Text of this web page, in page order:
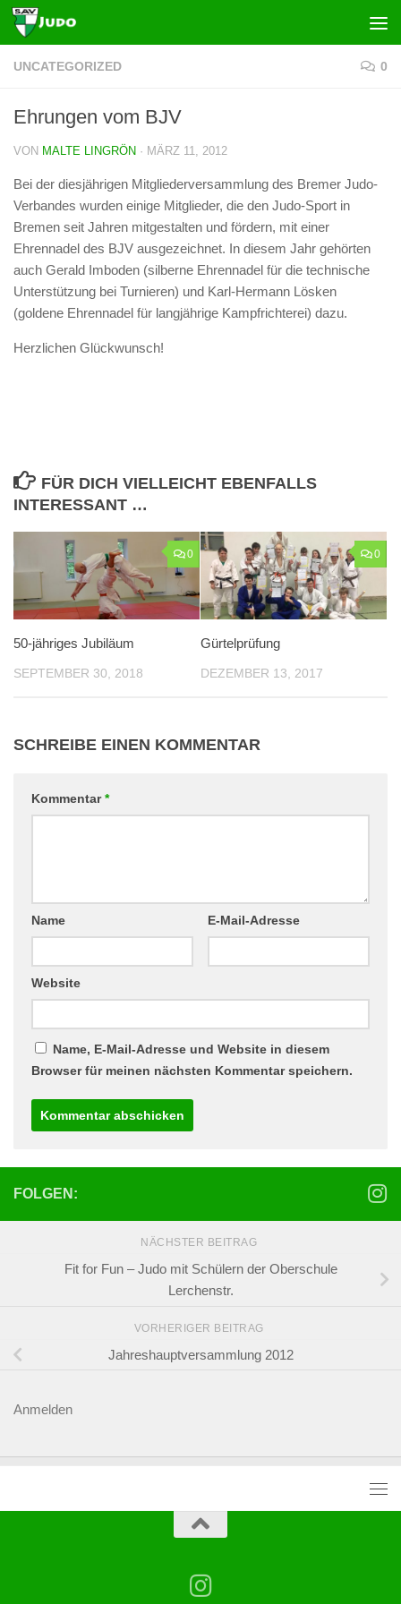
Zum Inhalt springen
UNCATEGORIZED 0
Ehrungen vom BJV
VON MALTE LINGRÖN · MÄRZ 11, 2012
Bei der diesjährigen Mitgliederversammlung des Bremer Judo-
Verbandes wurden einige Mitglieder, die den Judo-Sport in
Bremen seit Jahren mitgestalten und fördern, mit einer
Ehrennadel des BJV ausgezeichnet. In diesem Jahr gehörten
auch Gerald Imboden (silberne Ehrennadel für die technische
Unterstützung bei Turnieren) und Karl-Hermann Lösken
(goldene Ehrennadel für langjährige Kampfrichterei) dazu.
Herzlichen Glückwunsch!
FÜR DICH VIELLEICHT EBENFALLS
INTERESSANT …
0
50-jähriges Jubiläum
SEPTEMBER 30, 2018
0
Gürtelprüfung
DEZEMBER 13, 2017
SCHREIBE EINEN KOMMENTAR
Kommentar*
Name E-Mail-Adresse
Website
Name, E-Mail-Adresse und Website in diesem
Browser für meinen nächsten Kommentar speichern.
FOLGEN:
NÄCHSTER BEITRAG
Fit for Fun – Judo mit Schülern der Oberschule
Lerchenstr.
VORHERIGER BEITRAG
Jahreshauptversammlung 2012
Anmelden